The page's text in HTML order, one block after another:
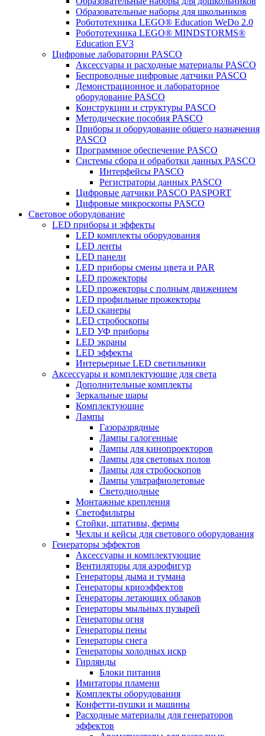
Образовательные наборы для школьников
Робототехника LEGO® Education WeDo 2.0
Робототехника LEGO® MINDSTORMS®
Education EV3
Цифровые лаборатории PASCO
Аксессуары и расходные материалы PASCO
Беспроводные цифровые датчики PASCO
Демонстрационное и лабораторное
оборудование PASCO
Конструкции и структуры PASCO
Методические пособия PASCO
Приборы и оборудование общего назначения
PASCO
Программное обеспечение PASCO
Системы сбора и обработки данных PASCO
Интерфейсы PASCO
Регистраторы данных PASCO
Цифровые датчики PASCO PASPORT
Цифровые микроскопы PASCO
Световое оборудование
LED приборы и эффекты
LED комплекты оборудования
LED ленты
LED панели
LED приборы смены цвета и PAR
LED прожекторы
LED прожекторы с полным движением
LED профильные прожекторы
LED сканеры
LED стробоскопы
LED УФ приборы
LED экраны
LED эффекты
Интерьерные LED светильники
Аксессуары и комплектующие для света
Дополнительные комплекты
Зеркальные шары
Комплектующие
Лампы
Газоразрядные
Лампы галогенные
Лампы для кинопроекторов
Лампы для световых полов
Лампы для стробоскопов
Лампы ультрафиолетовые
Светодиодные
Монтажные крепления
Светофильтры
Стойки, штативы, фермы
Чехлы и кейсы для светового оборудования
Генераторы эффектов
Аксессуары и комплектующие
Вентиляторы для аэрофигур
Генераторы дыма и тумана
Генераторы криоэффектов
Генераторы летающих облаков
Генераторы мыльных пузырей
Генераторы огня
Генераторы пены
Генераторы снега
Генераторы холодных искр
Гирлянды
Блоки питания
Имитаторы пламени
Комплекты оборудования
Конфетти-пушки и машины
Расходные материалы для генераторов
эффектов